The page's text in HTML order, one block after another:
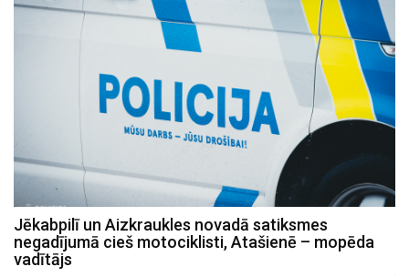
Jēkabpilī un Aizkraukles novadā satiksmes
negadījumā cieš motociklisti, Atašienē – mopēda
vadītājs